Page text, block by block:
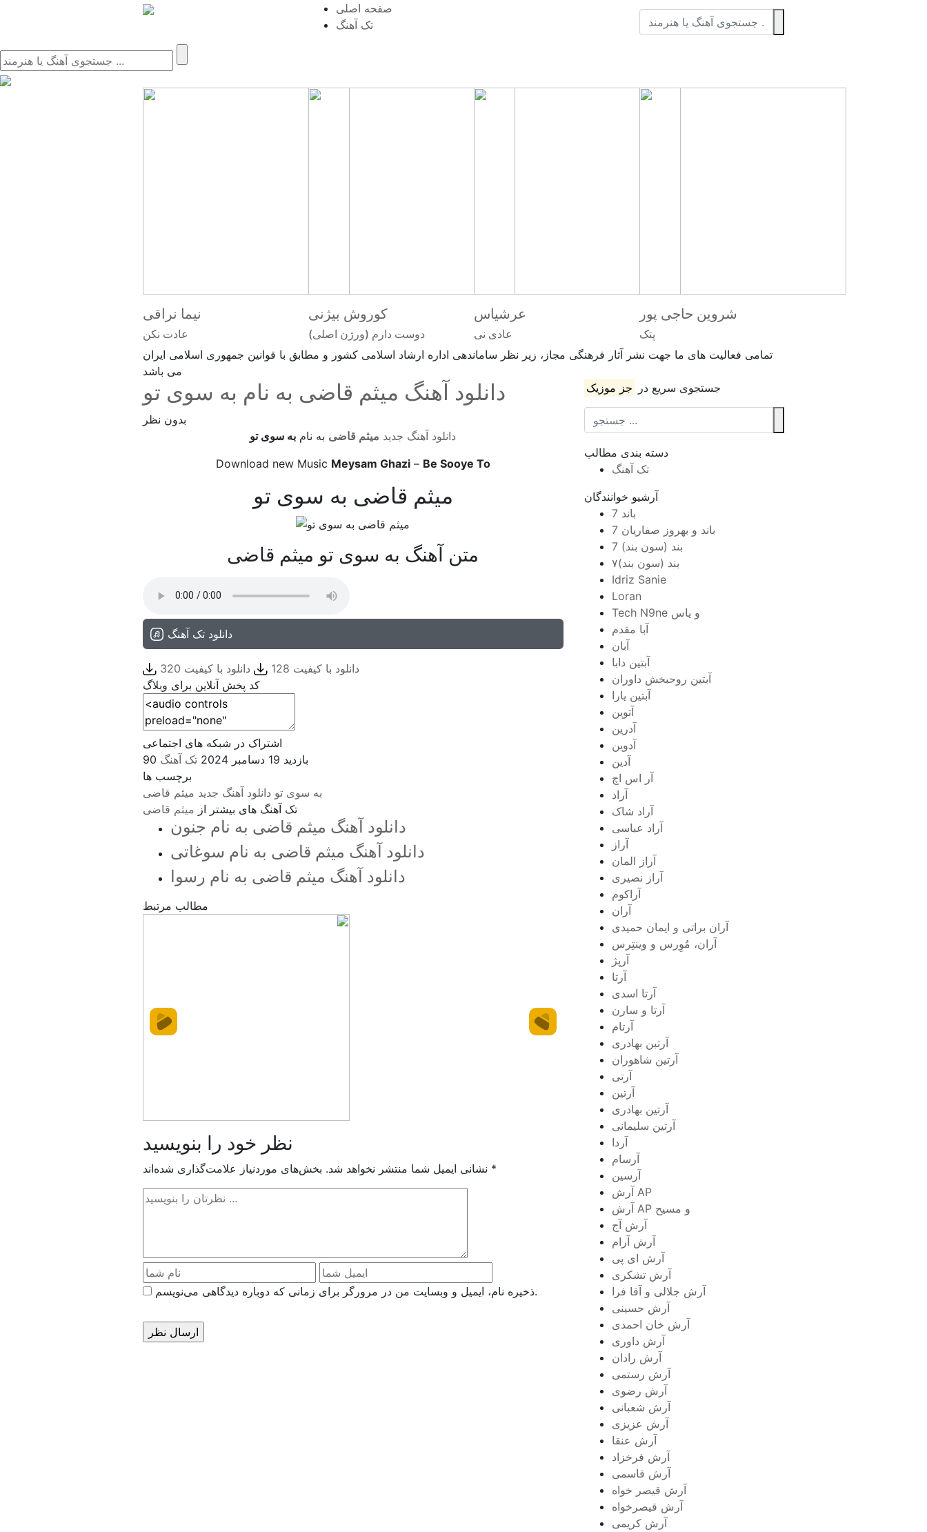
صفحه اصلی
تک آهنگ
نیما نراقی
عادت نکن
کوروش بیژنی
دوست دارم (ورژن اصلی)
عرشیاس
عادی نی
شروین حاجی پور
پتک
تمامی فعالیت های ما جهت نشر آثار فرهنگی مجاز، زیر نظر ساماندهی اداره ارشاد اسلامی کشور و مطابق با قوانین جمهوری اسلامی ایران
می باشد
دانلود آهنگ میثم قاضی به نام به سوی تو
بدون نظر
دانلود آهنگ جدید میثم قاضی به نام به سوی تو
Download new Music Meysam Ghazi– Be Sooye To
میثم قاضی به سوی تو
متن آهنگ به سوی تو میثم قاضی
دانلود تک آهنگ
دانلود با کیفیت 128
دانلود با کیفیت 320
کد پخش آنلاین برای وبلاگ
اشتراک در شبکه های اجتماعی
90 بازدید 19 دسامبر 2024
تک آهنگ
برچسب ها
به سوی تو دانلود آهنگ جدید میثم قاضی
تک آهنگ های بیشتر از میثم قاضی
دانلود آهنگ میثم قاضی به نام جنون
دانلود آهنگ میثم قاضی به نام سوغاتی
دانلود آهنگ میثم قاضی به نام رسوا
مطالب مرتبط
نظر خود را بنویسید
نشانی ایمیل شما منتشر نخواهد شد. *
ذخیره نام، ایمیل و وبسایت من در مرورگر برای زمانی که دوباره دیدگاهی می‌نویسم.
جستجوی سریع در جز موزیک
دسته بندی مطالب
تک آهنگ
آرشیو خوانندگان
7 باند
7 باند و بهروز صفاریان
7 بند (سون بند)
۷بند (سون بند)
Idriz Sanie
Loran
Tech N9ne و یاس
آبا مقدم
آبان
آبتین دابا
آبتین روحبخش داوران
آبتین یارا
آتوین
آدرین
آدوین
آدین
آر اس اچ
آراد
آراد شاک
آراد عباسی
آراز
آراز المان
آراز نصیری
آراکوم
آران
آران براتی و ایمان حمیدی
آران، مُوِرس و وینتِرس
آرپژ
آرتا
آرتا اسدی
آرتا و سارن
آرتام
آرتبن بهادری
آرتين شاهوران
آرتی
آرتین
آرتین بهادری
آرتین سلیمانی
آردا
آرسام
آرسین
آرش AP
آرش AP و مسیح
آرش آج
آرش آرام
آرش ای پی
آرش تشکری
آرش جلالی و آقا فرا
آرش حسینی
آرش خان احمدی
آرش داوری
آرش رادان
آرش رستمى
آرش رضوی
آرش شعبانی
آرش عزیزی
آرش عنقا
آرش فرخزاد
آرش قاسمی
آرش قیصر خواه
آرش قیصرخواه
آرش کریمی